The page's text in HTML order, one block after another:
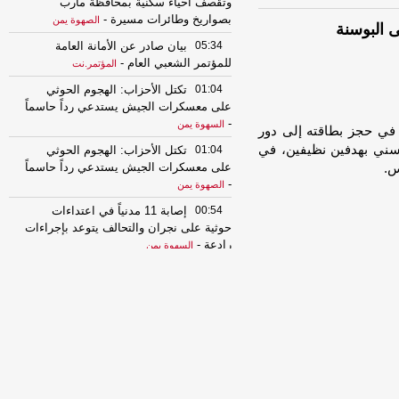
البوسنة
في حجز بطاقته إلى دور
بهدفين نظيفين، في
بصواريخ وطائرات مسيرة - الصهوة يمن
05:34
بيان صادر عن الأمانة العامة
للمؤتمر الشعبي العام - المؤتمر.نت
01:04
تكتل الأحزاب: الهجوم الحوثي
على معسكرات الجيش يستدعي رداً حاسماً
-
السهوة يمن
01:04
تكتل الأحزاب: الهجوم الحوثي
على معسكرات الجيش يستدعي رداً حاسماً
-
الصهوة يمن
00:54
إصابة 11 مدنياً في اعتداءات
حوثية على نجران والتحالف يتوعد بإجراءات
رادعة - السهوة يمن